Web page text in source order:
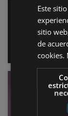
trabajar
Este
sitio
de
cookies.